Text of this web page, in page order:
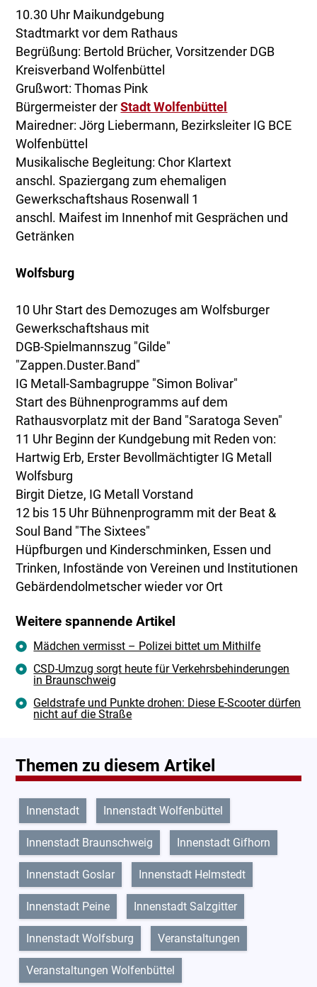
10.30 Uhr Maikundgebung
Stadtmarkt vor dem Rathaus
Begrüßung: Bertold Brücher, Vorsitzender DGB
Kreisverband Wolfenbüttel
Grußwort: Thomas Pink
Bürgermeister derStadt Wolfenbüttel
Mairedner: Jörg Liebermann, Bezirksleiter IG BCE
Wolfenbüttel
Musikalische Begleitung: Chor Klartext
anschl. Spaziergang zum ehemaligen
Gewerkschaftshaus Rosenwall 1
anschl. Maifest im Innenhof mit Gesprächen und
Getränken
Wolfsburg
10 Uhr Start des Demozuges am Wolfsburger
Gewerkschaftshaus mit
DGB-Spielmannszug "Gilde"
"Zappen.Duster.Band"
IG Metall-Sambagruppe "Simon Bolivar"
Start des Bühnenprogramms auf dem
Rathausvorplatz mit der Band "Saratoga Seven"
11 Uhr Beginn der Kundgebung mit Reden von:
Hartwig Erb, Erster Bevollmächtigter IG Metall
Wolfsburg
Birgit Dietze, IG Metall Vorstand
12 bis 15 Uhr Bühnenprogramm mit der Beat &
Soul Band "The Sixtees"
Hüpfburgen und Kinderschminken, Essen und
Trinken, Infostände von Vereinen und Institutionen
Gebärdendolmetscher wieder vor Ort
Weitere spannende Artikel
Mädchen vermisst – Polizei bittet um Mithilfe
CSD-Umzug sorgt heute für Verkehrsbehinderungen
in Braunschweig
Geldstrafe und Punkte drohen: Diese E-Scooter dürfen
nicht auf die Straße
Themen zu diesem Artikel
Innenstadt Innenstadt Wolfenbüttel
Innenstadt Braunschweig Innenstadt Gifhorn
Innenstadt Goslar Innenstadt Helmstedt
Innenstadt Peine Innenstadt Salzgitter
Innenstadt Wolfsburg Veranstaltungen
Veranstaltungen Wolfenbüttel